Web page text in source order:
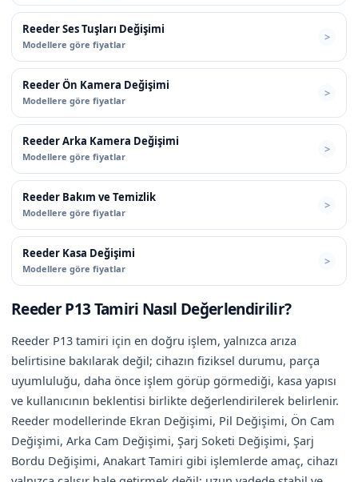
Reeder Ses Tuşları Değişimi
Modellere göre fiyatlar
Reeder Ön Kamera Değişimi
Modellere göre fiyatlar
Reeder Arka Kamera Değişimi
Modellere göre fiyatlar
Reeder Bakım ve Temizlik
Modellere göre fiyatlar
Reeder Kasa Değişimi
Modellere göre fiyatlar
Reeder P13 Tamiri Nasıl Değerlendirilir?
Reeder P13 tamiri için en doğru işlem, yalnızca arıza
belirtisine bakılarak değil; cihazın fiziksel durumu, parça
uyumluluğu, daha önce işlem görüp görmediği, kasa yapısı
ve kullanıcının beklentisi birlikte değerlendirilerek belirlenir.
Reeder modellerinde Ekran Değişimi, Pil Değişimi, Ön Cam
Değişimi, Arka Cam Değişimi, Şarj Soketi Değişimi, Şarj
Bordu Değişimi, Anakart Tamiri gibi işlemlerde amaç, cihazı